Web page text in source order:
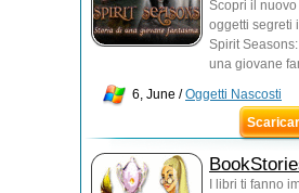
Scopri il
oggetti segreti
Spirit
una giovane
6, June /Oggetti Nascosti
I libri ti fanno